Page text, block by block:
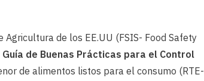
de los EE.UU (FSIS- Food Safety
Guía de Buenas Prácticas para el Control
de alimentos listos para el consumo (RTE-